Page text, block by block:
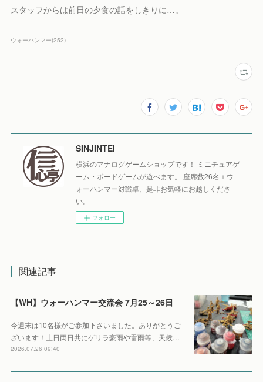
スタッフからは前日の夕食の話をしきりに…。
ウォーハンマー(252)
SINJINTEI
横浜のアナログゲームショップです！ ミニチュアゲ
ーム・ボードゲームが遊べます。 座席数26名＋ウ
ォーハンマー対戦卓、是非お気軽にお越しくださ
い。
フォロー
関連記事
【WH】ウォーハンマー交流会 7月25～26日
今週末は10名様がご参加下さいました。ありがとうご
ざいます！土日両日共にゲリラ豪雨や雷雨等、天候…
2026.07.26 09:40